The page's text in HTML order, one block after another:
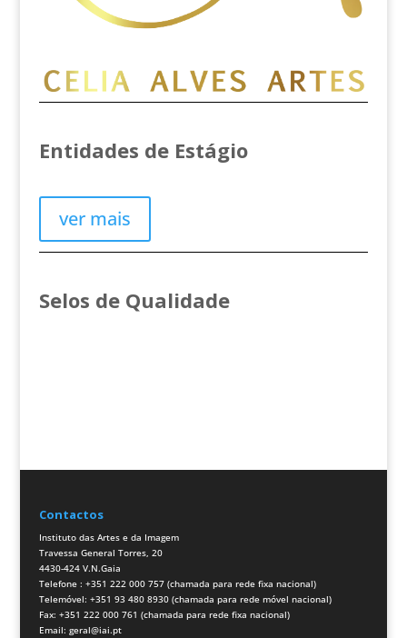
Entidades de Estágio
ver mais
Selos de Qualidade
Contactos
Instituto das Artes e da Imagem
Travessa General Torres, 20
4430-424 V.N.Gaia
Telefone : +351 222 000 757 (chamada para rede fixa nacional)
Telemóvel: +351 93 480 8930 (chamada para rede móvel nacional)
Fax: +351 222 000 761 (chamada para rede fixa nacional)
Email: geral@iai.pt